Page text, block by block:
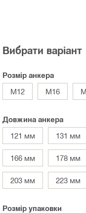
Вибрати варіант
Розмір анкера
M12
M16
Довжина анкера
121 мм
131 мм
166 мм 178 мм
203 мм 223 мм
Розмір упаковки